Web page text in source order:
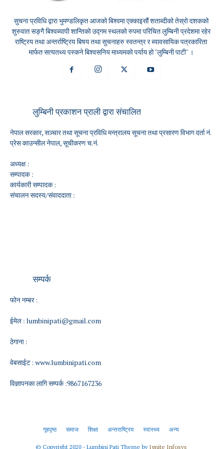
सुचना प्रविधि द्वारा भुमण्डलिकृत आजको बिश्वमा एक्काइसौं शताब्दीको तेस्रो दशकको
शुरुवात सङ्गै बिश्वब्यापी शान्तिको उद्गम स्थलको रुपमा परिचित लुम्बिनी प्रदेशमा रहेर
राष्ट्रिय तथा अन्तर्राष्ट्रिय बिषय तथा सुचनाहरु स्वतन्त्र र ब्यावसायिक पत्रकारिता
मार्फत सत्यतथ्य पस्कने बिश्वसनिय माध्यमको पर्याय हो "लुम्बिनी पाटी" ।
लुम्बिनी प्रकाशन प्राली द्वारा संचालित
नेपाल सरकार, सञ्चार तथा सूचना प्रविधि मन्त्रालय सूचना तथा प्रसारण विभाग दर्ता नं.
प्रेस काउन्सील नेपाल, सूचीकरण च.नं.
अध्यक्ष :
सम्पादक :
कार्यकारी सम्पादक :
संचालन सदस्य/संवाददाता :
सम्पर्क
फोन नम्बर :
ईमेल : lumbinipati@gmail.com
ठेगाना :
वेबसाईट : www.lumbinipati.com
विज्ञापनका लागि सम्पर्क :9867167236
गृहपृष्ठ समाज शिक्षा अन्तराष्ट्रिय स्वास्थ्य अन्य
© Copyright 2020 - Lumbini Pati Theme by Ignite Infosys